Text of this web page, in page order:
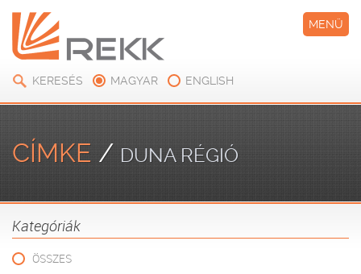
KERESÉS MAGYAR ENGLISH
MENÜ
CÍMKE / DUNA RÉGIÓ
Kategóriák
ÖSSZES